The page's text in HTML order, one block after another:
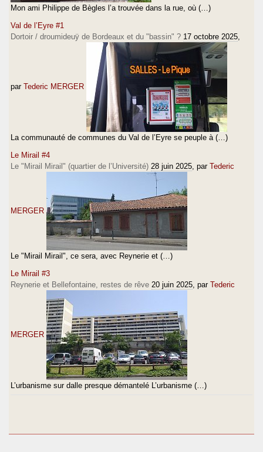
Mon ami Philippe de Bègles l’a trouvée dans la rue, où (…)
Val de l’Eyre #1
Dortoir / droumideuÿ de Bordeaux et du "bassin" ? 17 octobre 2025
par Tederic MERGER
La communauté de communes du Val de l’Eyre se peuple à (…)
Le Mirail #4
Le "Mirail Mirail" (quartier de l’Université) 28 juin 2025 , par Tederic
MERGER
Le "Mirail Mirail", ce sera, avec Reynerie et (…)
Le Mirail #3
Reynerie et Bellefontaine, restes de rêve 20 juin 2025 , par Tederic
MERGER
L’urbanisme sur dalle presque démantelé L’urbanisme (…)